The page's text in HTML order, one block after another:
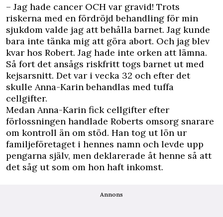
– Jag hade cancer OCH var gravid! Trots
riskerna med en fördröjd behandling för min
sjukdom valde jag att behålla barnet. Jag kunde
bara inte tänka mig att göra abort. Och jag blev
kvar hos Robert. Jag hade inte orken att lämna.
Så fort det ansågs riskfritt togs barnet ut med
kejsarsnitt. Det var i vecka 32 och efter det
skulle Anna-Karin behandlas med tuffa
cellgifter.
Medan Anna-Karin fick cellgifter efter
förlossningen handlade Roberts omsorg snarare
om kontroll än om stöd. Han tog ut lön ur
familjeföretaget i hennes namn och levde upp
pengarna själv, men deklarerade åt henne så att
det såg ut som om hon haft inkomst.
Annons